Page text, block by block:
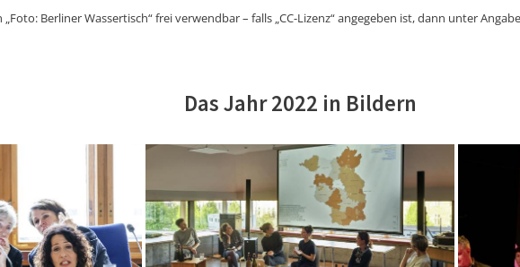
Berliner Wassertisch“ frei verwendbar – falls „CC-Lizenz“ angegeben ist, dann unter
Das Jahr 2022 in Bildern